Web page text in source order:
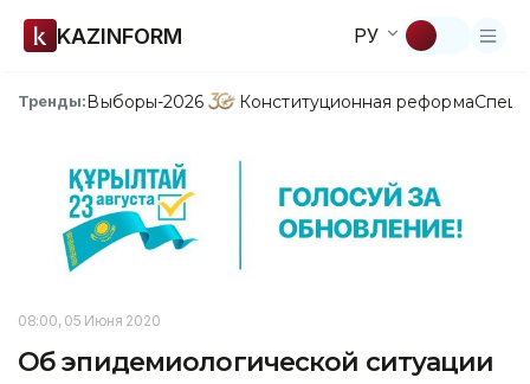
KAZINFORM РУ
Тренды:Выборы-2026 Конституционная реформа
08:00, 05 Июня 2020
Об эпидемиологической ситуации